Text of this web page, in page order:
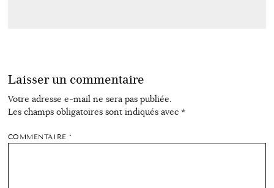
Laisser un commentaire
Votre adresse e-mail ne sera pas publiée.
Les champs obligatoires sont indiqués avec *
COMMENTAIRE*